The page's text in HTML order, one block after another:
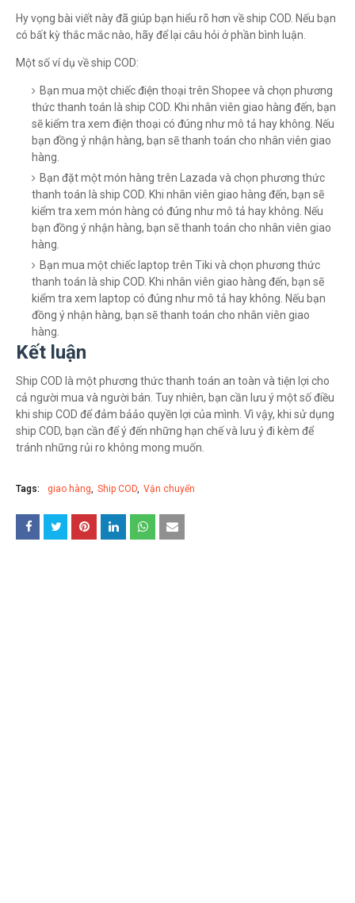
Hy vọng bài viết này đã giúp bạn hiểu rõ hơn về ship COD. Nếu bạn
có bất kỳ thắc mắc nào, hãy để lại câu hỏi ở phần bình luận.
Một số ví dụ về ship COD:
Bạn mua một chiếc điện thoại trên Shopee và chọn phương
thức thanh toán là ship COD. Khi nhân viên giao hàng đến, bạn
sẽ kiểm tra xem điện thoại có đúng như mô tả hay không. Nếu
bạn đồng ý nhận hàng, bạn sẽ thanh toán cho nhân viên giao
hàng.
Bạn đặt một món hàng trên Lazada và chọn phương thức
thanh toán là ship COD. Khi nhân viên giao hàng đến, bạn sẽ
kiểm tra xem món hàng có đúng như mô tả hay không. Nếu
bạn đồng ý nhận hàng, bạn sẽ thanh toán cho nhân viên giao
hàng.
Bạn mua một chiếc laptop trên Tiki và chọn phương thức
thanh toán là ship COD. Khi nhân viên giao hàng đến, bạn sẽ
kiểm tra xem laptop có đúng như mô tả hay không. Nếu bạn
đồng ý nhận hàng, bạn sẽ thanh toán cho nhân viên giao
hàng.
Kết luận
Ship COD là một phương thức thanh toán an toàn và tiện lợi cho
cả người mua và người bán. Tuy nhiên, bạn cần lưu ý một số điều
khi ship COD để đảm bảảo quyền lợi của mình. Vì vậy, khi sử dụng
ship COD, bạn cần để ý đến những hạn chế và lưu ý đi kèm để
tránh những rủi ro không mong muốn.
Tags: giao hàng Ship COD Vận chuyển